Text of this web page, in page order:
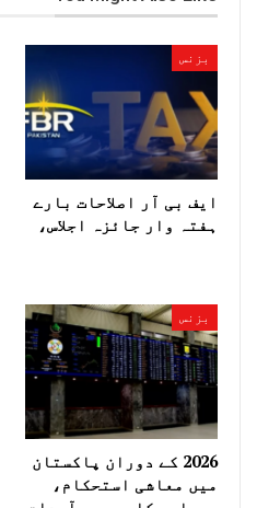
بزنس
ایف بی آر اصلاحات بارے
ہفتہ وار جائزہ اجلاس،
بزنس
2026 کے دوران پاکستان
میں معاشی استحکام،